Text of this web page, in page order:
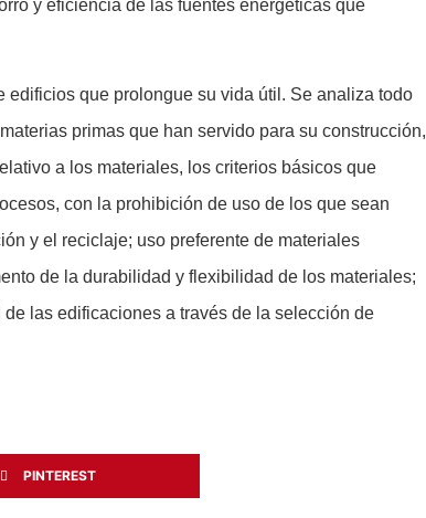
y eficiencia de las fuentes energéticas que
que prolongue su vida útil. Se analiza todo
primas que han servido para su construcción,
a los materiales, los criterios básicos que
con la prohibición de uso de los que sean
y el reciclaje; uso preferente de materiales
de la durabilidad y flexibilidad de los materiales;
las edificaciones a través de la selección de
PINTEREST